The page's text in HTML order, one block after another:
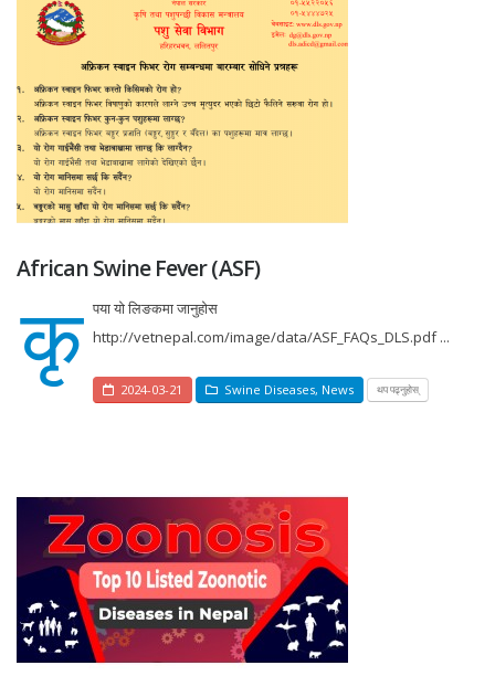
African Swine Fever (ASF)
कृ पया यो लिङकमा जानुहोस
http://vetnepal.com/image/data/ASF_FAQs_DLS.pdf ...
2024-03-21 Swine Diseases, News थप पढ्नुहोस्